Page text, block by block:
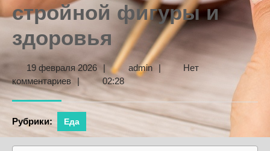
стройной фигуры и
здоровья
19 февраля 202619
февраля
2026
| adminadmin
|
Нет
комментариев
| 02:28
Рубрики: Еда